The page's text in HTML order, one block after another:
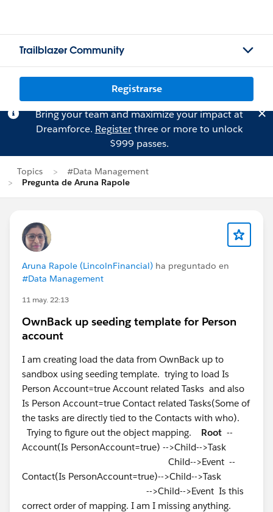
Trailblazer Community
Registrarse
Bring your team and maximize your impact at
Dreamforce. Registerthree or more to unlock
$999 passes.
Topics
#Data Management
Pregunta de Aruna Rapole
Aruna Rapole (LincolnFinancial) ha preguntado en
#Data Management
11 may. 22:13
OwnBack up seeding template for Person
account
I am creating load the data from OwnBack up to
sandbox using seeding template. trying to load Is
Person Account=true Account related Tasks and also
Is Person Account=true Contact related Tasks(Some of
the tasks are directly tied to the Contacts with who).
Trying to figure out the object mapping. Root --
Account(Is PersonAccount=true) -->Child-->Task
Child-->Event --
Contact(Is PersonAccount=true)-->Child-->Task
-->Child-->Event Is this
correct order of mapping. I am I missing anything.